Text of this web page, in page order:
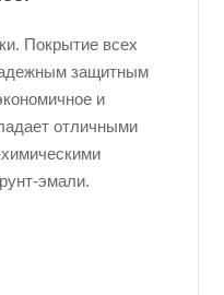
Покрытие всех
защитным
и
отличными
эмали.